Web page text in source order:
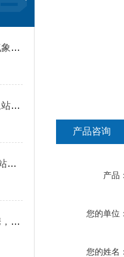
道路交通安全卫士：交通安全气象站构筑全天候预警防线
智慧高速的安全基石：交通气象站为恶劣天气预警与管控提供决策支撑
公路安全“气象哨兵”：自动气象站实时预警，为行车安全保驾护航
智慧路灯气象传感器：小巧便携，功能*
产品咨询
产品：
您的单位：
您的姓名：